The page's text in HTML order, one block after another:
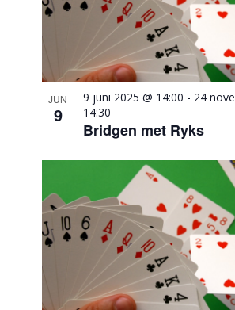
JUN
9
Bridgen met Ryks
9 juni 2025 @ 14:00 - 24
14:30